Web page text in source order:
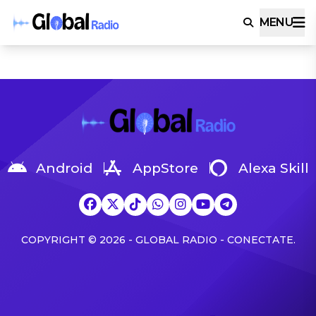
MENU
Android AppStore Alexa Skill
COPYRIGHT © 2026 - GLOBAL RADIO - CONECTATE.